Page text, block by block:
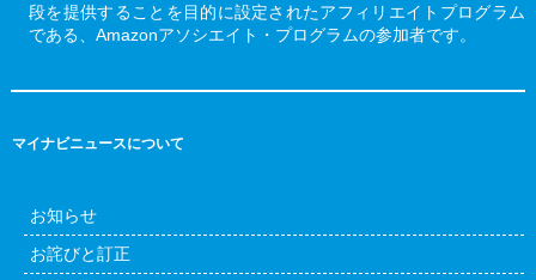
段を提供することを目的に設定されたアフィリエイトプログラム
である、Amazonアソシエイト・プログラムの参加者です。
マイナビニュースについて
お知らせ
お詫びと訂正